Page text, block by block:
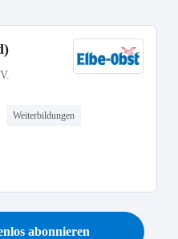
Weiterbildungen
abonnieren